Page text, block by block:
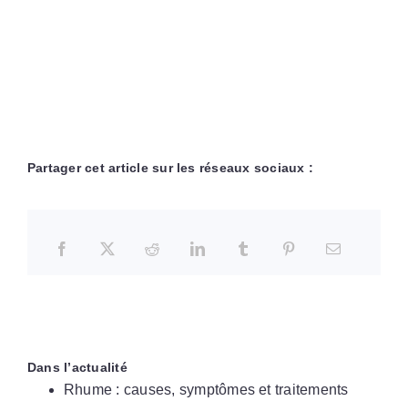
Partager cet article sur les réseaux sociaux :
Dans l’actualité
Rhume : causes, symptômes et traitements